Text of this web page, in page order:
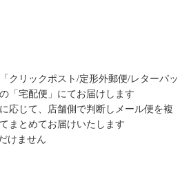
クリックポスト/定形外郵便/レターパッ
「宅配便」にてお届けします
応じて、店舗側で判断しメール便を複
まとめてお届けいたします
けません